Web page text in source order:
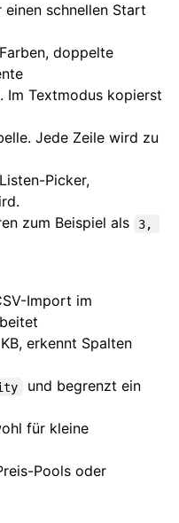
schnellen Start
doppelte
Im Textmodus kopierst
Jede Zeile wird zu
Picker,
zum Beispiel als
3,
Import im
erkennt Spalten
und begrenzt ein
für kleine
Pools oder